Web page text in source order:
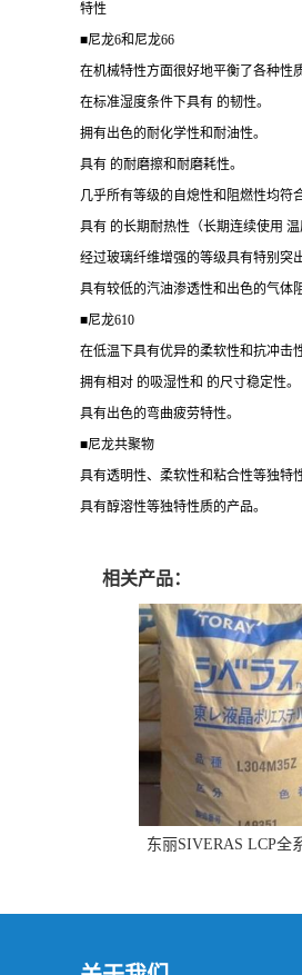
特性
■尼龙6和尼龙66
在机械特性方面很好地平衡了各种性质
在标准湿度条件下具有 的韧性。
拥有出色的耐化学性和耐油性。
具有 的耐磨擦和耐磨耗性。
几乎所有等级的自熄性和阻燃性均符
具有 的长期耐热性（长期连续使用 温
经过玻璃纤维增强的等级具有特别突
具有较低的汽油渗透性和出色的气体
■尼龙610
在低温下具有优异的柔软性和抗冲击性
拥有相对 的吸湿性和 的尺寸稳定性。
具有出色的弯曲疲劳特性。
■尼龙共聚物
具有透明性、柔软性和粘合性等独特
具有醇溶性等独特性质的产品。
相关产品：
东丽SIVERAS LCP全